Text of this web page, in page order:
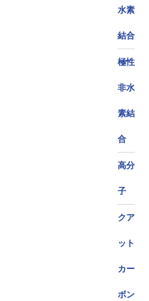
水素
結合
極性
非水
素結
合
高分
子
クア
ット
カー
ボン